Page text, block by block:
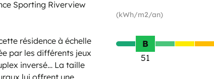
Sporting Riverview
résidence à échelle
par les différents jeux
inversé… La taille
(kWh/m2/an)
B
51